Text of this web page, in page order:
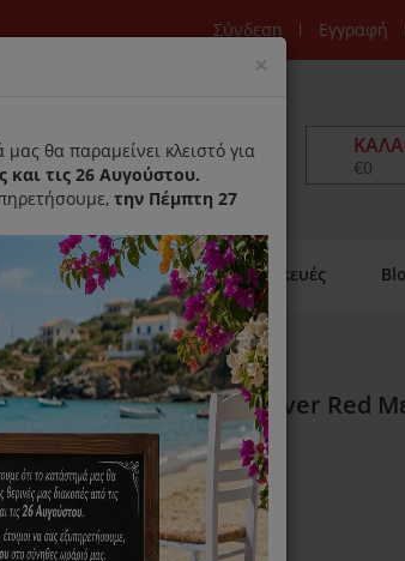
Σύνδεση Εγγραφή
€0
Παράδοση Κατ'οικον Επισκευές
Laurastar MyCover Red
Σε 1-3 Ημέρες (Διαθέσιμο)
× Close
θα παραμείνει κλειστό για
τις 26 Αυγούστου.
την Πέμπτη 27